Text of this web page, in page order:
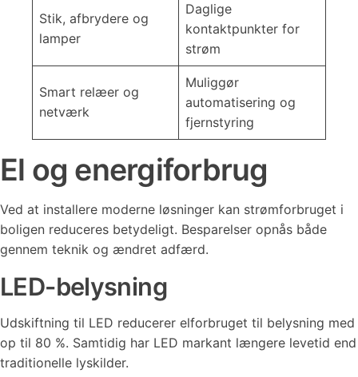
Stik, afbrydere og
lamper
Daglige
kontaktpunkter for
strøm
Smart relæer og
netværk
Muliggør
automatisering og
fjernstyring
El og energiforbrug
Ved at installere moderne løsninger kan strømforbruget i
boligen reduceres betydeligt. Besparelser opnås både
gennem teknik og ændret adfærd.
LED-belysning
Udskiftning til LED reducerer elforbruget til belysning med
op til 80 %. Samtidig har LED markant længere levetid end
traditionelle lyskilder.